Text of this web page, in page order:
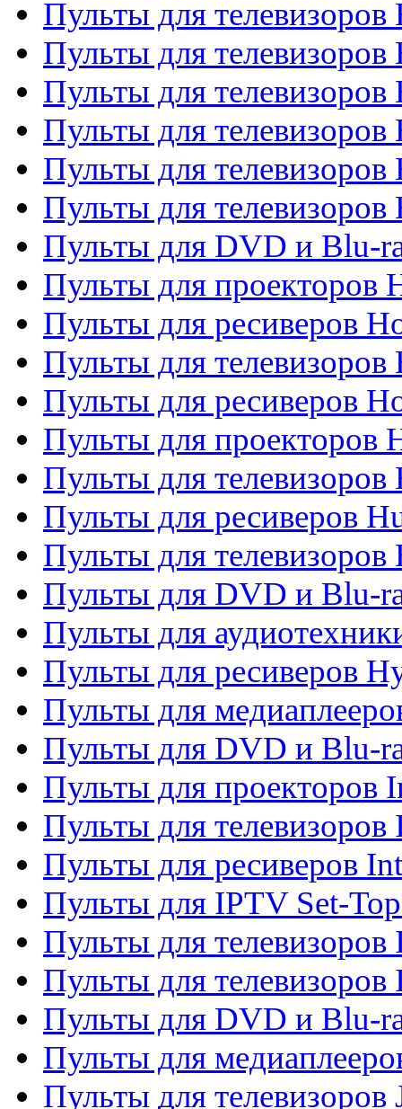
Пульты для
Пульты для телевизоров
Пульты для телевизоров
Пульты для телевизоров
Пульты для телевизоров
Пульты для телевизоров
Пульты для DVD и Blu-
Пульты для проекторов
Пульты для ресиверов
Пульты для
Пульты для ресиверов
Пульты для проекторов
Пульты для телевизоров
Пульты для ресиверов
Пульты для
Пульты для DVD и Blu-
Пульты для
Пульты для ресиверов
Пульты для
Пульты для DVD и Blu-
Пульты для проекторов
Пульты для
Пульты для ресиверов
Пульты для IPTV Set-
Пульты для телевизоров
Пульты для телевизоров
Пульты для DVD и Blu-
Пульты для
Пульты для телевизоров